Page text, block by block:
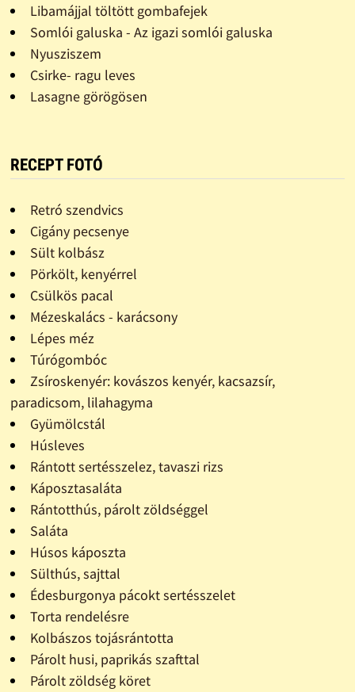
Libamájjal töltött gombafejek
Somlói galuska - Az igazi somlói galuska
Nyusziszem
Csirke- ragu leves
Lasagne görögösen
RECEPT FOTÓ
Retró szendvics
Cigány pecsenye
Sült kolbász
Pörkölt, kenyérrel
Csülkös pacal
Mézeskalács - karácsony
Lépes méz
Túrógombóc
Zsíroskenyér: kovászos kenyér, kacsazsír,
paradicsom, lilahagyma
Gyümölcstál
Húsleves
Rántott sertésszelez, tavaszi rizs
Káposztasaláta
Rántotthús, párolt zöldséggel
Saláta
Húsos káposzta
Sülthús, sajttal
Édesburgonya pácokt sertésszelet
Torta rendelésre
Kolbászos tojásrántotta
Párolt husi, paprikás szafttal
Párolt zöldség köret